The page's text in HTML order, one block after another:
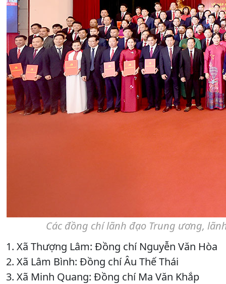
Các đồng chí lãnh đạo Trung ương,
1. Xã Thượng Lâm: Đồng chí Nguyễn Văn Hòa
2. Xã Lâm Bình: Đồng chí Âu Thế Thái
3. Xã Minh Quang: Đồng chí Ma Văn Khắp